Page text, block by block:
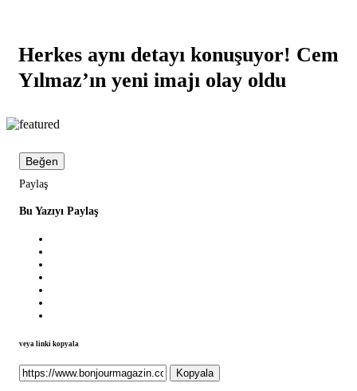
Herkes aynı detayı konuşuyor! Cem
Yılmaz’ın yeni imajı olay oldu
Beğen
Paylaş
Bu Yazıyı Paylaş
veya linki kopyala
Kopyala